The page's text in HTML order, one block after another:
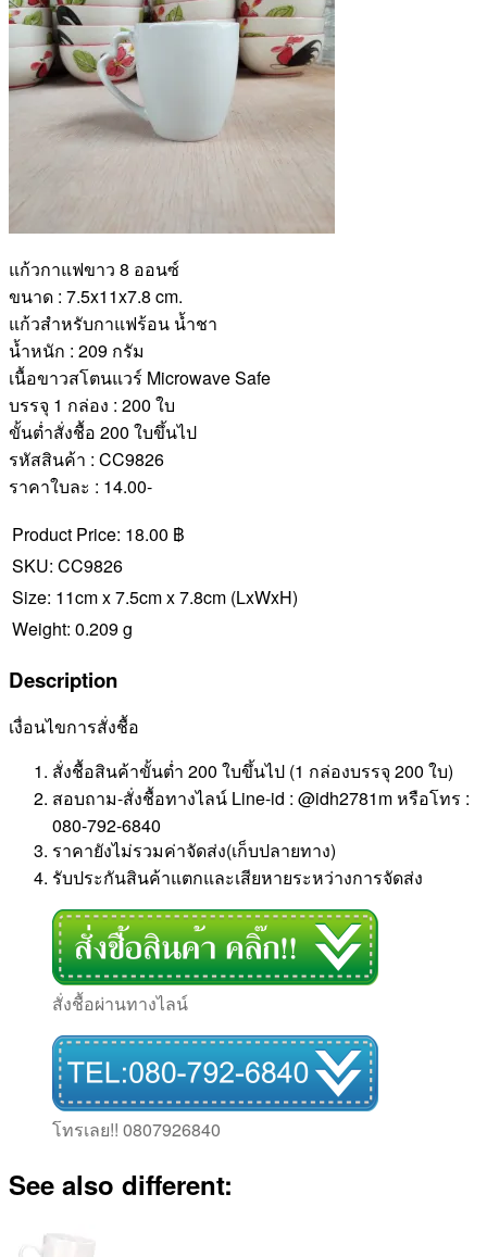
แก้วกาแฟขาว 8 ออนซ์
ขนาด : 7.5x11x7.8 cm.
แก้วสำหรับกาแฟร้อน น้ำชา
น้ำหนัก : 209 กรัม
เนื้อขาวสโตนแวร์ Microwave Safe
บรรจุ 1 กล่อง : 200 ใบ
ขั้นต่ำสั่งชื้อ 200 ใบขึ้นไป
รหัสสินค้า : CC9826
ราคาใบละ : 14.00-
Product Price: 18.00 ฿
SKU: CC9826
Size: 11cm x 7.5cm x 7.8cm (LxWxH)
Weight: 0.209 g
Description
เงื่อนไขการสั่งชื้อ
สั่งชื้อสินค้าขั้นต่ำ 200 ใบขึ้นไป (1 กล่องบรรจุ 200 ใบ)
สอบถาม-สั่งชื้อทางไลน์ Line-id : @idh2781m หรือโทร :
080-792-6840
ราคายังไม่รวมค่าจัดส่ง(เก็บปลายทาง)
รับประกันสินค้าแตกและเสียหายระหว่างการจัดส่ง
สั่งชื้อผ่านทางไลน์
โทรเลย!! 0807926840
See also different: